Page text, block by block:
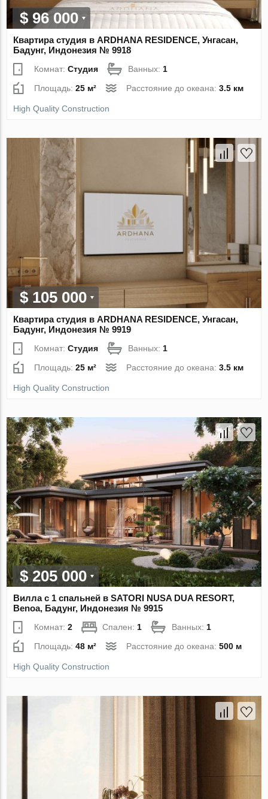
$ 96 000
Квартира студия в ARDHANA RESIDENCE, Унгасан,
Бадунг, Индонезия № 9918
Комнат:Студия Ванных: 1
Площадь:25 м² Расстояние до океана:3.5 км
High Quality Construction
$ 105 000
Квартира студия в ARDHANA RESIDENCE, Унгасан,
Бадунг, Индонезия № 9919
Комнат:Студия Ванных: 1
Площадь:25 м² Расстояние до океана:3.5 км
High Quality Construction
$ 205 000
Вилла с 1 спальней в SATORI NUSA DUA RESORT,
Benoa, Бадунг, Индонезия № 9915
Комнат:2 Спален:1 Ванных:1
Площадь:48 м² Расстояние до океана:500 м
High Quality Construction